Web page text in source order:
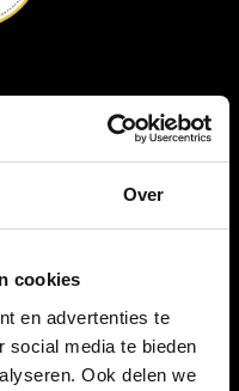
Over
cookies
en advertenties te
social media te bieden
Ook delen we